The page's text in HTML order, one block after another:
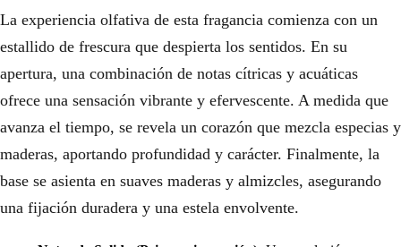
La experiencia olfativa de esta fragancia comienza con un
estallido de frescura que despierta los sentidos. En su
apertura, una combinación de notas cítricas y acuáticas
ofrece una sensación vibrante y efervescente. A medida que
avanza el tiempo, se revela un corazón que mezcla especias y
maderas, aportando profundidad y carácter. Finalmente, la
base se asienta en suaves maderas y almizcles, asegurando
una fijación duradera y una estela envolvente.